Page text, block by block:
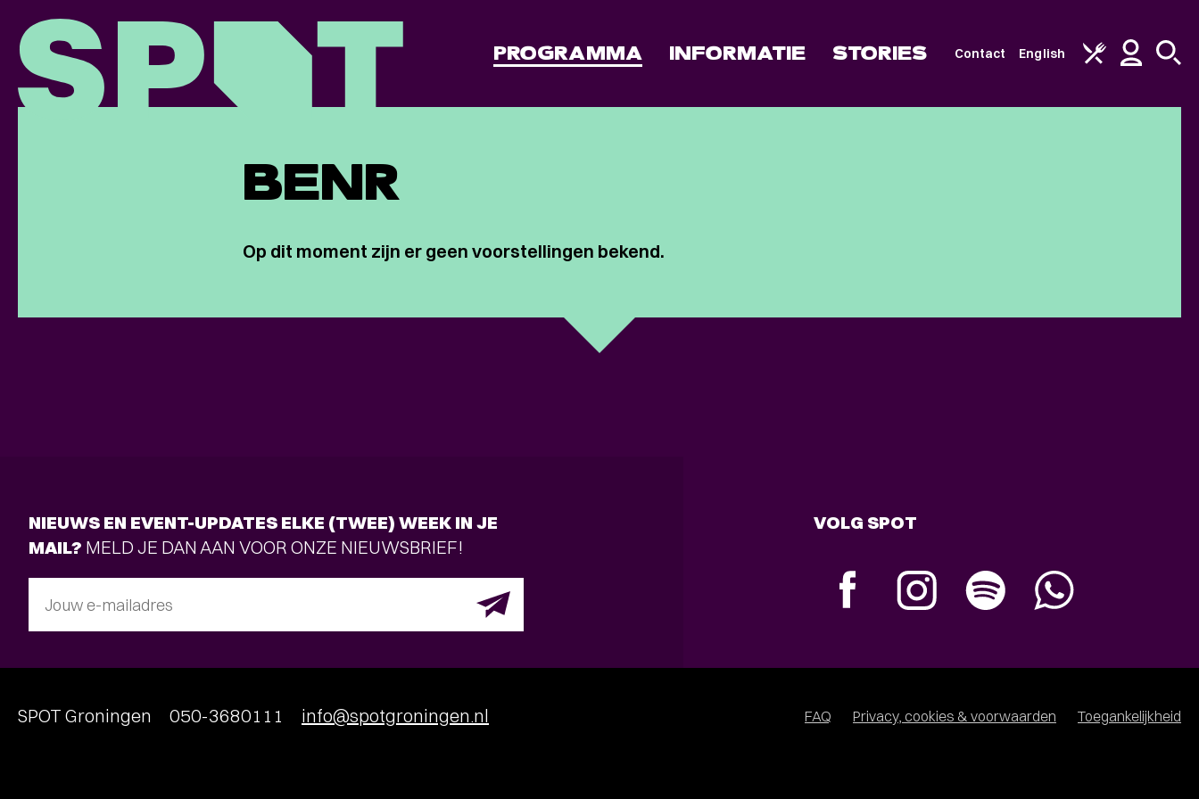
PROGRAMMA INFORMATIE STORIES Contact English
BENR
Op dit moment zijn er geen voorstellingen bekend.
NIEUWS EN EVENT-UPDATES ELKE (TWEE) WEEK IN JE
MAIL? MELD JE DAN AAN VOOR ONZE NIEUWSBRIEF!
Jouw e-mailadres
VOLG SPOT
SPOT Groningen 050-3680111 info@spotgroningen.nl FAQ Privacy, cookies & voorwaarden Toegankelijkheid